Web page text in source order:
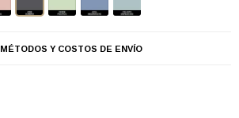
MÉTODOS Y COSTOS DE ENVÍO